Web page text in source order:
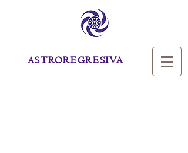
ASTROREGRESIVA